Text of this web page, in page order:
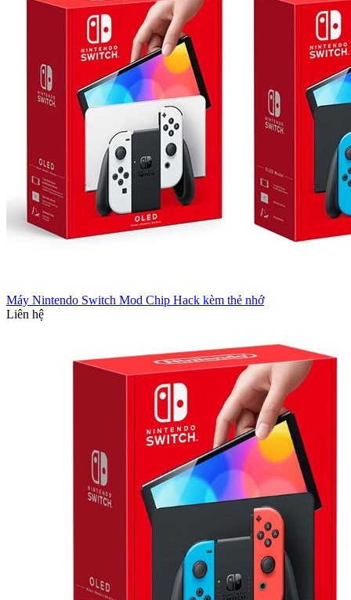
Máy Nintendo Switch Mod Chip Hack kèm thẻ nhớ
Liên hệ